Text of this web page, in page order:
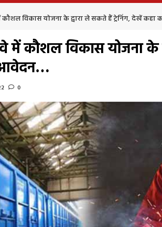
कौशल विकास योजना के द्वारा ले सकते हैं ट्रेनिंग, देखें
में कौशल विकास योजना के
0